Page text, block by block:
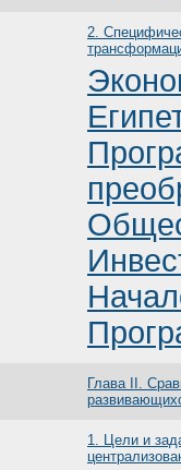
2.
Глава II.
1. Цели и